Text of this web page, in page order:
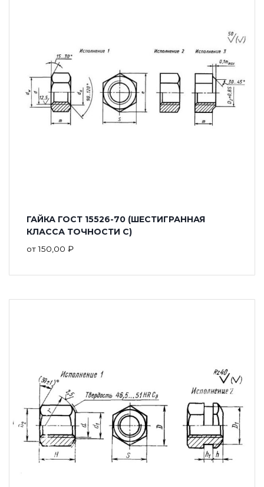
ГАЙКА ГОСТ 15526-70 (ШЕСТИГРАННАЯ
КЛАССА ТОЧНОСТИ С)
от150,00 ₽